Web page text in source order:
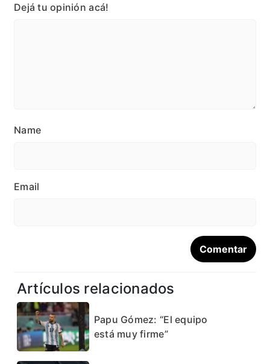
Dejá tu opinión acá!
Name
Email
Artículos relacionados
Papu Gómez: “El equipo
está muy firme”